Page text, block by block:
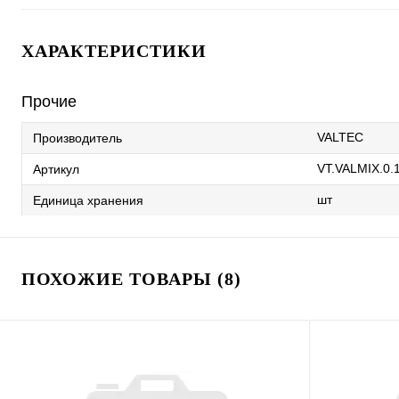
ХАРАКТЕРИСТИКИ
Прочие
Производитель VALTEC
Артикул
Единица хранения шт
ПОХОЖИЕ ТОВАРЫ (8)